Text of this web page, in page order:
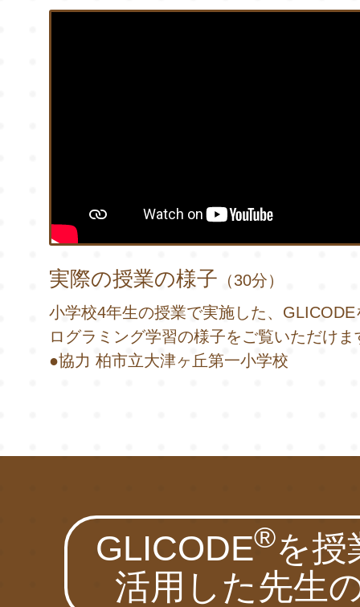
実際の授業の様子 （30分）
小学校4年生の授業で実施した、
ログラミング学習の様子をご覧いただけま
●協力 柏市立大津ヶ丘第一小学校
GLICODE®を授
活用した先生